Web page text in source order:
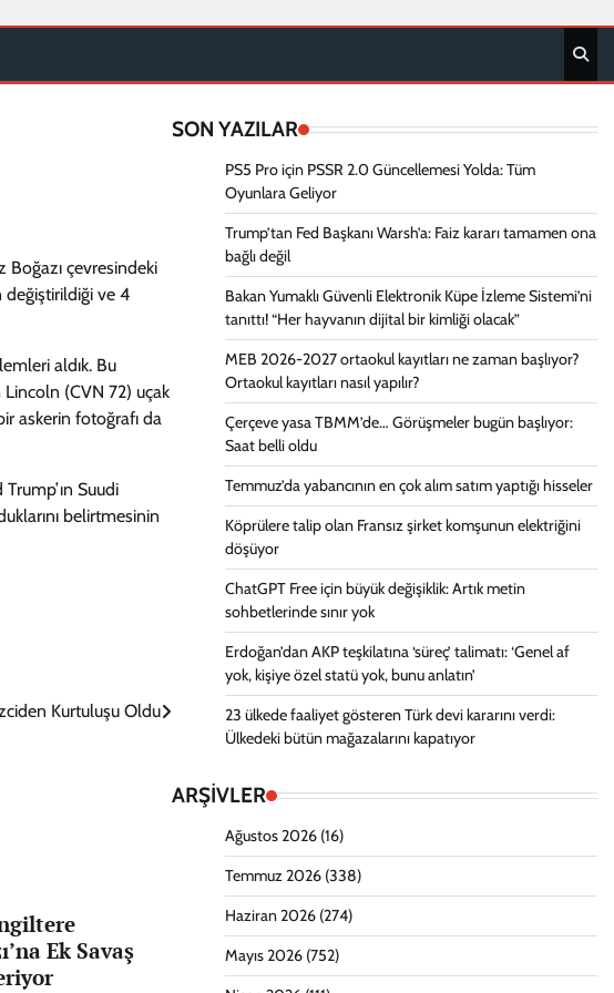
Boğazı çevresindeki
değiştirildiği ve 4
aldık. Bu
Lincoln (CVN 72) uçak
askerin fotoğrafı da
Suudi
belirtmesinin
Kurtuluşu Oldu
Ek Savaş
SON YAZILAR
PS5 Pro için PSSR 2.0 Güncellemesi Yolda: Tüm
Oyunlara Geliyor
Trump’tan Fed Başkanı Warsh’a: Faiz kararı tamamen ona
bağlı değil
Bakan Yumaklı Güvenli Elektronik Küpe İzleme Sistemi’ni
tanıttı! “Her hayvanın dijital bir kimliği olacak”
MEB 2026-2027 ortaokul kayıtları ne zaman başlıyor?
Ortaokul kayıtları nasıl yapılır?
Çerçeve yasa TBMM’de… Görüşmeler bugün başlıyor:
Saat belli oldu
Temmuz’da yabancının en çok alım satım yaptığı hisseler
Köprülere talip olan Fransız şirket komşunun elektriğini
döşüyor
ChatGPT Free için büyük değişiklik: Artık metin
sohbetlerinde sınır yok
Erdoğan’dan AKP teşkilatına ‘süreç’ talimatı: ‘Genel af
yok, kişiye özel statü yok, bunu anlatın’
23 ülkede faaliyet gösteren Türk devi kararını verdi:
Ülkedeki bütün mağazalarını kapatıyor
ARŞİVLER
Ağustos 2026(16)
Temmuz 2026(338)
Haziran 2026(274)
Mayıs 2026(752)